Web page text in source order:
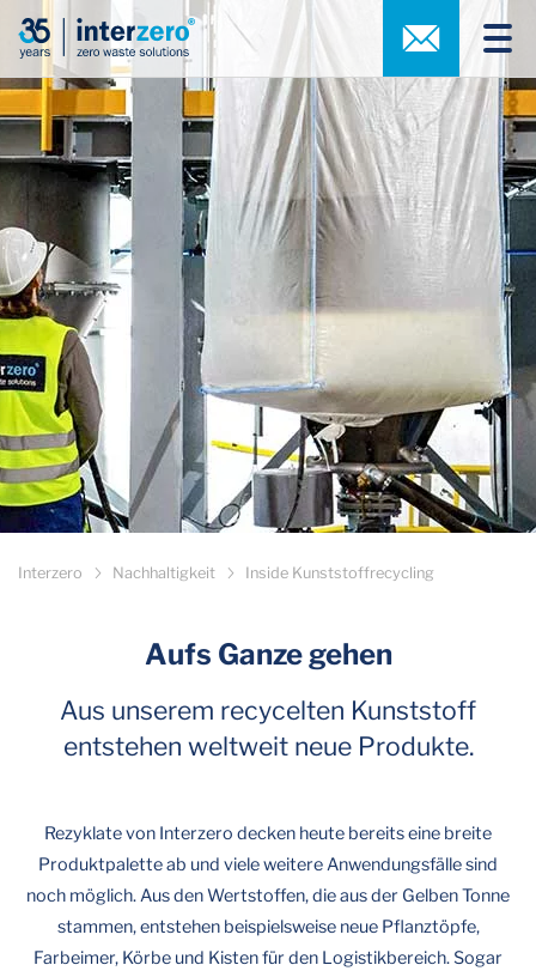
Interzero Nachhaltigkeit Inside Kunststoffrecycling
Aufs Ganze gehen
Aus unserem recycelten Kunststoff
entstehen weltweit neue Produkte.
Rezyklate von Interzero decken heute bereits eine breite
Produktpalette ab und viele weitere Anwendungsfälle sind
noch möglich. Aus den Wertstoffen, die aus der Gelben Tonne
stammen, entstehen beispielsweise neue Pflanztöpfe,
Farbeimer, Körbe und Kisten für den Logistikbereich. Sogar